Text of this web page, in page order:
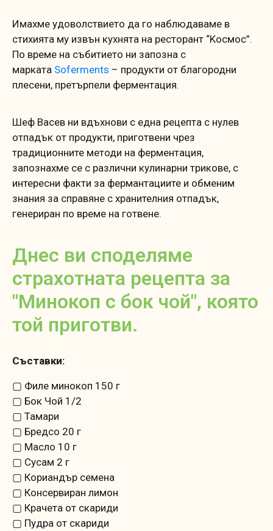
Имахме удоволствието да го наблюдаваме в
стихията му извън кухнята на ресторант “Kосмос”.
По време на събитието ни запозна с
марката Soferments – продукти от благородни
плесени, претърпели ферментация.
Шеф Васев ни вдъхнови с една рецепта с нулев
отпадък от продукти, приготвени чрез
традиционните методи на ферментация,
запознахме се с различни кулинарни трикове, с
интересни факти за фермантациите и обменим
знания за справяне с хранителния отпадък,
генериран по време на готвене.
Днес ви споделяме
страхотната рецепта за
"Минокоп с бок чой", която
той приготви.
Съставки:
▢ Филе минокоп 150 г
▢ Бок Чой 1/2
▢ Тамари
▢ Бредсо 20 г
▢ Масло 10 г
▢ Сусам 2 г
▢ Кориандър семена
▢ Консервиран лимон
▢ Крачета от скариди
▢ Пудра от скариди